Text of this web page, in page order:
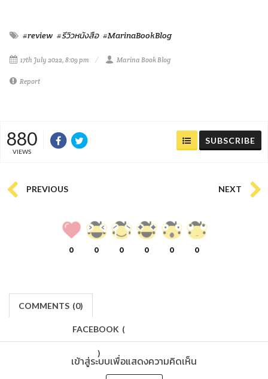
#review #รีวิวหนังสือ #MarinaBookBlog
17th July 2022, 8:09 pm Marina Book Blog
Report
880
VIEWS
SUBSCRIBE
PREVIOUS NEXT
0 0 0 0 0 0
COMMENTS (0)
FACEBOOK (
)
เข้าสู่ระบบเพื่อแสดงความคิดเห็น